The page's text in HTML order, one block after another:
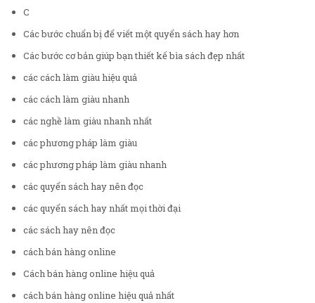
C
Các bước chuẩn bị để viết một quyển sách hay hơn
Các bước cơ bản giúp bạn thiết kế bìa sách đẹp nhất
các cách làm giàu hiệu quả
các cách làm giàu nhanh
các nghề làm giàu nhanh nhất
các phương pháp làm giàu
các phương pháp làm giàu nhanh
các quyển sách hay nên đọc
các quyển sách hay nhất mọi thời đại
các sách hay nên đọc
cách bán hàng online
Cách bán hàng online hiệu quả
cách bán hàng online hiệu quả nhất